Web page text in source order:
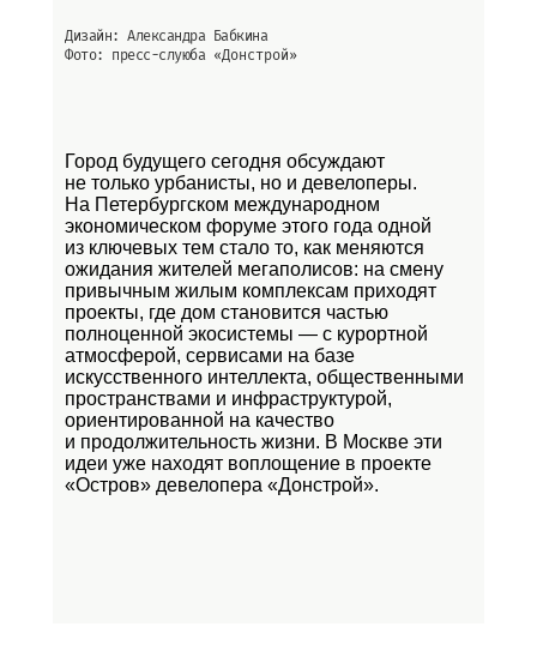
Дизайн: Александра Бабкина
Фото: пресс-слуюба «Донстрой»
Город будущего сегодня обсуждают
не только урбанисты, но и девелоперы.
На Петербургском международном
экономическом форуме этого года одной
из ключевых тем стало то, как меняются
ожидания жителей мегаполисов: на смену
привычным жилым комплексам приходят
проекты, где дом становится частью
полноценной экосистемы — с курортной
атмосферой, сервисами на базе
искусственного интеллекта, общественными
пространствами и инфраструктурой,
ориентированной на качество
и продолжительность жизни. В Москве эти
идеи уже находят воплощение в проекте
«Остров» девелопера «Донстрой».